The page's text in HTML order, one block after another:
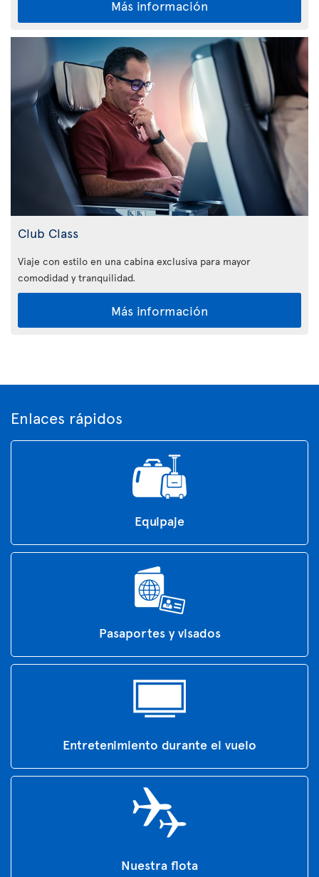
Más información
Club Class
Viaje con estilo en una cabina exclusiva para mayor
comodidad y tranquilidad.
Más información
Enlaces rápidos
Equipaje
Pasaportes y visados
Entretenimiento durante el vuelo
Nuestra flota